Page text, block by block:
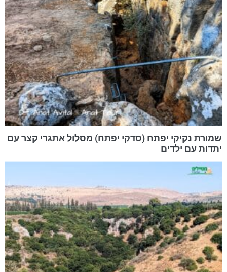
שמורת נקיקי יפתח (סדקי יפתח) מסלול אתגרי קצר עם
יתדות עם ילדים